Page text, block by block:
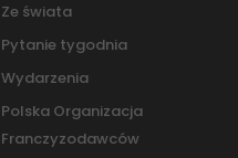
Ze świata
Pytanie tygodnia
Wydarzenia
Polska Organizacja
Franczyzodawców